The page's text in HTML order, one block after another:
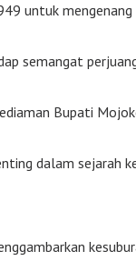
untuk
semangat
Bupati
dalam sejarah